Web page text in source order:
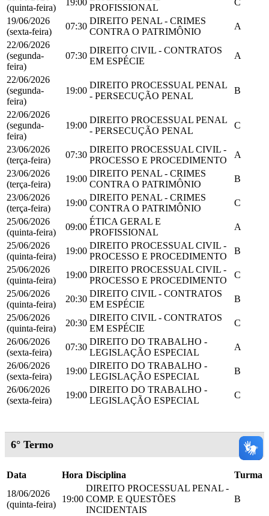
(quinta-feira)
19:00
PROFISSIONAL
C
19/06/2026
(sexta-feira)
07:30
DIREITO PENAL - CRIMES
CONTRA O PATRIMÔNIO
A
22/06/2026
(segunda-
feira)
07:30
DIREITO CIVIL - CONTRATOS
EM ESPÉCIE
A
22/06/2026
(segunda-
feira)
19:00
DIREITO PROCESSUAL PENAL
- PERSECUÇÃO PENAL
B
22/06/2026
(segunda-
feira)
19:00
DIREITO PROCESSUAL PENAL
- PERSECUÇÃO PENAL
C
23/06/2026
(terça-feira)
07:30
DIREITO PROCESSUAL CIVIL -
PROCESSO E PROCEDIMENTO
A
23/06/2026
(terça-feira)
19:00
DIREITO PENAL - CRIMES
CONTRA O PATRIMÔNIO
B
23/06/2026
(terça-feira)
19:00
DIREITO PENAL - CRIMES
CONTRA O PATRIMÔNIO
C
25/06/2026
(quinta-feira)
09:00
ÉTICA GERAL E
PROFISSIONAL
A
25/06/2026
(quinta-feira)
19:00
DIREITO PROCESSUAL CIVIL -
PROCESSO E PROCEDIMENTO
B
25/06/2026
(quinta-feira)
19:00
DIREITO PROCESSUAL CIVIL -
PROCESSO E PROCEDIMENTO
C
25/06/2026
(quinta-feira)
20:30
DIREITO CIVIL - CONTRATOS
EM ESPÉCIE
B
25/06/2026
(quinta-feira)
20:30
DIREITO CIVIL - CONTRATOS
EM ESPÉCIE
C
26/06/2026
(sexta-feira)
07:30
DIREITO DO TRABALHO -
LEGISLAÇÃO ESPECIAL
A
26/06/2026
(sexta-feira)
19:00
DIREITO DO TRABALHO -
LEGISLAÇÃO ESPECIAL
B
26/06/2026
(sexta-feira)
19:00
DIREITO DO TRABALHO -
LEGISLAÇÃO ESPECIAL
C
6° Termo
Data Hora Disciplina
Turma
18/06/2026
(quinta-feira)
19:00
DIREITO PROCESSUAL PENAL -
COMP. E QUESTÕES
INCIDENTAIS
B